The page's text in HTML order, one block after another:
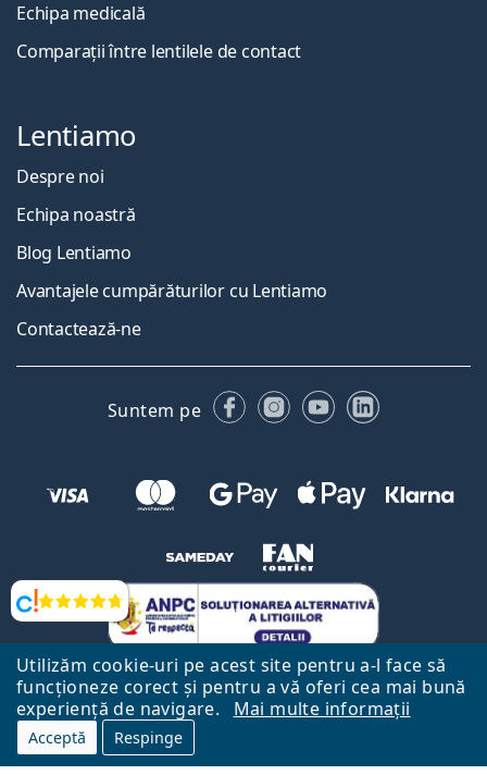
Utilizăm cookie-uri pe acest site pentru a-l face să
funcționeze corect și pentru a vă oferi cea mai bună
experiență de navigare.
Mai multe informații
Acceptă Respinge
Opinii
Echipa medicală
Comparații între lentilele de contact
Lentiamo
Despre noi
Echipa noastră
Blog Lentiamo
Avantajele cumpărăturilor cu Lentiamo
Contactează-ne
Suntem pe FacebookInstagram
YouTubeLinkedIn
Către Pagina Principală Mai sus